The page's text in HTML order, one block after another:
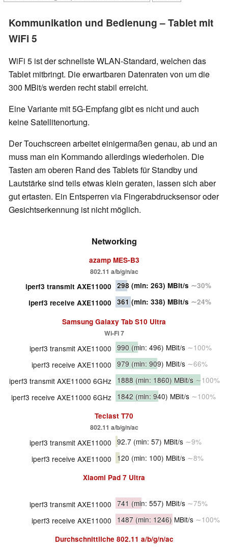
Kommunikation und Bedienung – Tablet mit
WiFi 5
WiFi 5 ist der schnellste WLAN-Standard, welchen das
Tablet mitbringt. Die erwartbaren Datenraten von um die
300 MBit/s werden recht stabil erreicht.
Eine Variante mit 5G-Empfang gibt es nicht und auch
keine Satellitenortung.
Der Touchscreen arbeitet einigermaßen genau, ab und an
muss man ein Kommando allerdings wiederholen. Die
Tasten am oberen Rand des Tablets für Standby und
Lautstärke sind teils etwas klein geraten, lassen sich aber
gut ertasten. Ein Entsperren via Fingerabdrucksensor oder
Gesichtserkennung ist nicht möglich.
Networking
azamp MES-B3
802.11 a/b/g/n/ac
iperf3 transmit AXE11000 298 (min: 263) MBit/s ∼30%
iperf3 receive AXE11000
361 (min: 338) MBit/s ∼24%
Samsung Galaxy Tab S10 Ultra
Wi-Fi 7
iperf3 transmit AXE11000 990 (min: 496) MBit/s ∼100%
iperf3 receive AXE11000 979 (min: 909) MBit/s ∼66%
iperf3 transmit AXE11000 6GHz 1888 (min: 1860) MBit/s ∼100%
iperf3 receive AXE11000 6GHz 1842 (min: 940) MBit/s ∼100%
Teclast T70
802.11 a/b/g/n/ac
iperf3 transmit AXE11000 92.7 (min: 57) MBit/s ∼9%
iperf3 receive AXE11000
120 (min: 100) MBit/s ∼8%
Xiaomi Pad 7 Ultra
iperf3 transmit AXE11000 741 (min: 557) MBit/s ∼75%
iperf3 receive AXE11000
1487 (min: 1246) MBit/s ∼100%
Durchschnittliche 802.11 a/b/g/n/ac